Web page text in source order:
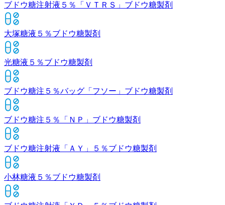
ブドウ糖注射液５％「ＶＴＲＳ」 ブドウ糖製剤
大塚糖液５％ブドウ糖製剤
光糖液５％ブドウ糖製剤
ブドウ糖注５％バッグ「フソー」 ブドウ糖製剤
ブドウ糖注５％「ＮＰ」 ブドウ糖製剤
ブドウ糖注射液「ＡＹ」５％ブドウ糖製剤
小林糖液５％ブドウ糖製剤